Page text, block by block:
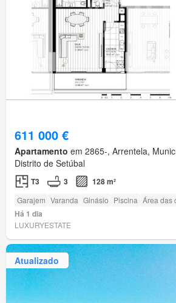
611 000 €
Apartamento em 2865-, Arrentela,
Distrito de Setúbal
T3 3 128 m²
Garajem Varanda Ginásio Piscina Área das
Há 1 dia
LUXURYESTATE
Atualizado